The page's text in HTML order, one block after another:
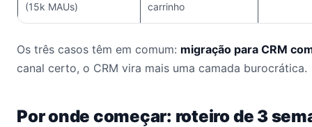
(15k MAUs)
carrinho
Os três casos têm em comum: migração para CRM
canal certo, o CRM vira mais uma camada burocrática.
Por onde começar: roteiro de 3